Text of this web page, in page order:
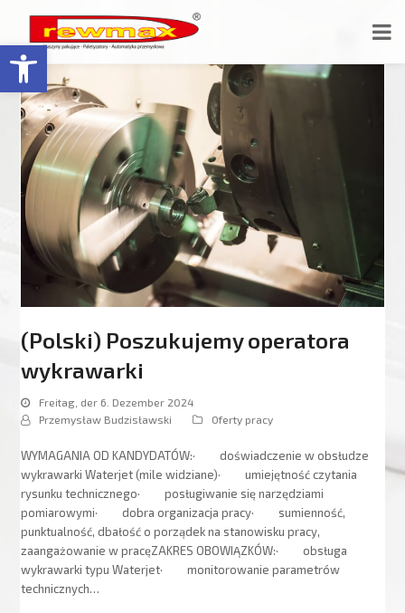
Open toolbar
(Polski) Poszukujemy operatora
wykrawarki
Freitag, der 6. Dezember 2024
Przemysław Budzisławski
Oferty pracy
WYMAGANIA OD KANDYDATÓW:· doświadczenie w obsłudze
wykrawarki Waterjet (mile widziane)· umiejętność czytania
rysunku technicznego· posługiwanie się narzędziami
pomiarowymi· dobra organizacja pracy· sumienność,
punktualność, dbałość o porządek na stanowisku pracy,
zaangażowanie w pracęZAKRES OBOWIĄZKÓW:· obsługa
wykrawarki typu Waterjet· monitorowanie parametrów
technicznych…